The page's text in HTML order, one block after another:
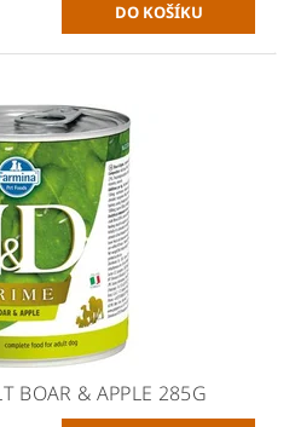
BOAR & APPLE 285G